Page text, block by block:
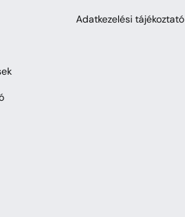
Adatkezelési tájékoztató